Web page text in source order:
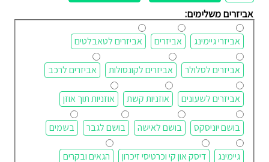
אביזרים משלימים:
אביזרי גיימינג אביזרים אביזרים לטאבלטים
אביזרים לסלולר אביזרים לקונסולות אביזרים לרכב
אביזרים לשעונים אוזניות קשת אוזניות תוך אוזן
בושם יוניסקס בושם לאישה בושם לגבר בשמים
גיימינג דיסק און קי וכרטיסי זיכרון הגאים ובקרים